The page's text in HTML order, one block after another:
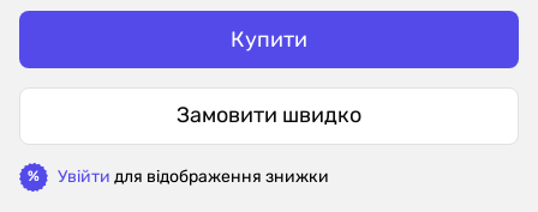
Купити
Замовити швидко
% Увійти для відображення знижки